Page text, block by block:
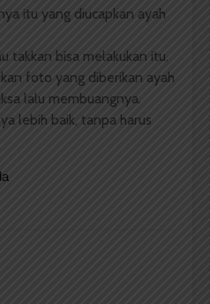
itu yang diucapkan ayah
takkan bisa melakukan itu.
foto yang diberikan ayah
lalu membuangnya.
lebih baik, tanpa harus